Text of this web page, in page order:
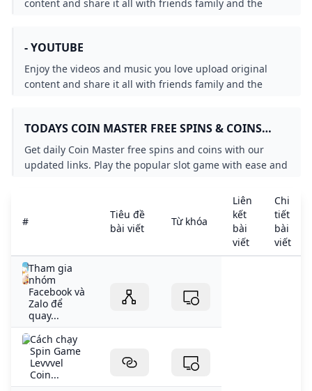
content and share it all with friends family and the
- YOUTUBE
Enjoy the videos and music you love upload original
content and share it all with friends family and the
TODAYS COIN MASTER FREE SPINS & COINS
LINKS (OCTOBER 2024) LEVVVEL
Get daily Coin Master free spins and coins with our
updated links. Play the popular slot game with ease and
#
Tiêu đề
bài viết
Từ khóa
Liên
kết
bài
viết
Chi
tiết
bài
viết
Tham gia
nhóm
Facebook và
Zalo để
quay...
Cách chạy
Spin Game
Levvvel
Coin...